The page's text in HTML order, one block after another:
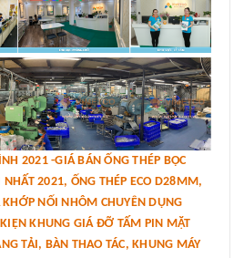
2021 -GIÁ BÁN ỐNG THÉP BỌC
2021, ỐNG THÉP ECO D28MM,
NỐI NHÔM CHUYÊN DỤNG
KHUNG GIÁ ĐỠ TẤM PIN MẶT
TẢI, BÀN THAO TÁC, KHUNG MÁY